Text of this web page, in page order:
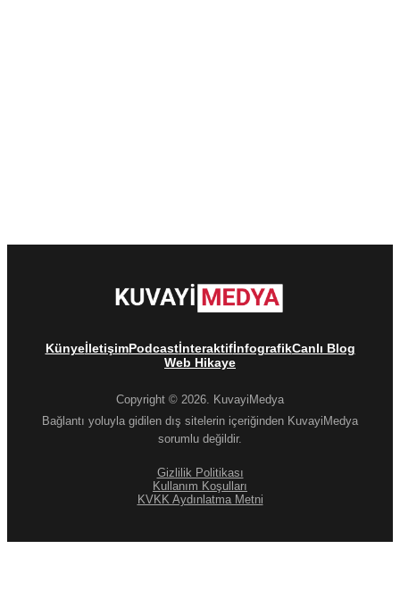
KünyeİletişimPodcastİnteraktifİnfografikCanlı Blog
Web Hikaye
Copyright © 2026. KuvayiMedya
Bağlantı yoluyla gidilen dış sitelerin içeriğinden KuvayiMedya
sorumlu değildir.
Gizlilik Politikası
Kullanım Koşulları
KVKK Aydınlatma Metni